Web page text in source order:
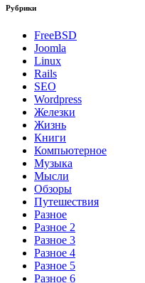
Рубрики
FreeBSD
Joomla
Linux
Rails
SEO
Wordpress
Железки
Жизнь
Книги
Компьютерное
Музыка
Мысли
Обзоры
Путешествия
Разное
Разное 2
Разное 3
Разное 4
Разное 5
Разное 6